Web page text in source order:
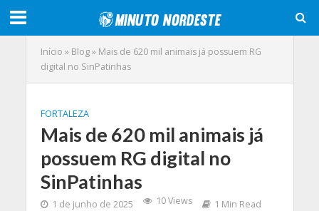
Início » Blog» Mais de 620 mil animais já possuem RG
digital no SinPatinhas
FORTALEZA
Mais de 620 mil animais já
possuem RG digital no
SinPatinhas
1 de junho de 2025 10 Views 1 Min Read